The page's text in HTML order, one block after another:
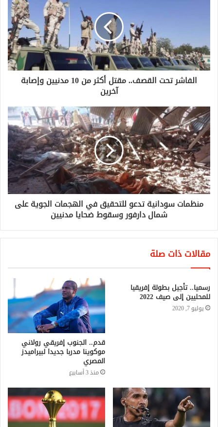
الفاشر تحت القصف.. مقتل أكثر من 10 مدنيين وإصابة
آخرين
منظمات سودانية تدعو للتحقيق في الهجمات الجوية على
شمال دارفور وسقوط ضحايا مدنيين
مقالات ذات صلة
رسميا.. تأجيل بطولة إفريقيا
للمحليين إلى صيف 2022
يوليو 7, 2020
قدم.. الجنوب إفريقي رولاني
موكوينا مدربا جديدا لبيراميدز
المصري
منذ 3 أسابيع